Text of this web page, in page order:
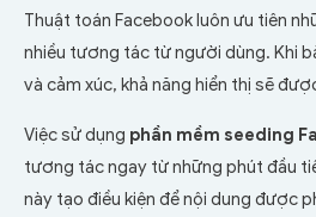
Thuật toán Facebook luôn ưu tiên
nhiều tương tác từ người dùng. Khi
và cảm xúc, khả năng hiển thị sẽ
Việc sử dụng phần mềm seeding
tương tác ngay từ những phút đầu
này tạo điều kiện để nội dung được